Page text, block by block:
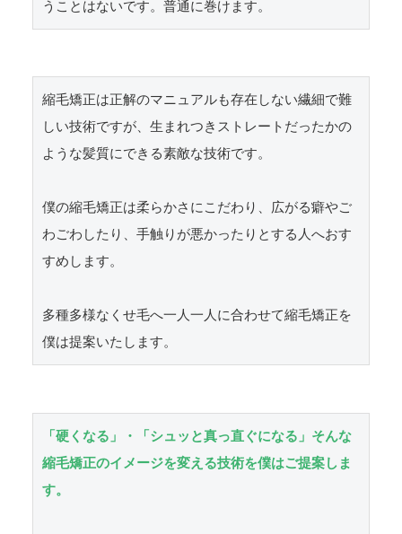
うことはないです。普通に巻けます。
縮毛矯正は正解のマニュアルも存在しない繊細で難
しい技術ですが、生まれつきストレートだったかの
ような髪質にできる素敵な技術です。
僕の縮毛矯正は柔らかさにこだわり、広がる癖やご
わごわしたり、手触りが悪かったりとする人へおす
すめします。
多種多様なくせ毛へ一人一人に合わせて縮毛矯正を
僕は提案いたします。
「硬くなる」・「シュッと真っ直ぐになる」そんな
縮毛矯正のイメージを変える技術を僕はご提案しま
す。